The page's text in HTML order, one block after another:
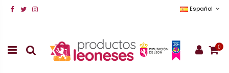
Español
0